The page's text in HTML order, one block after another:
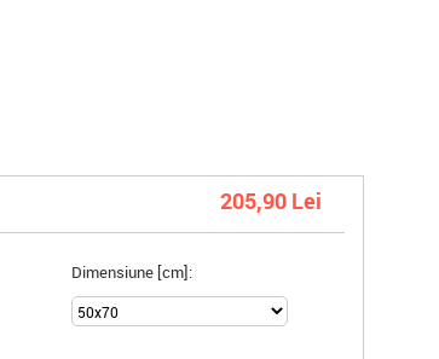
205,90 Lei
Dimensiune [cm]: